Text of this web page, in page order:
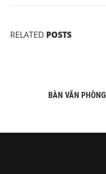
RELATED POSTS
BÀN VĂN PHÒNG